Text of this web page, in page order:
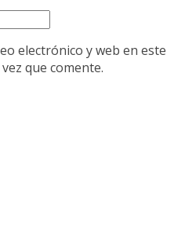
electrónico y web en este
que comente.